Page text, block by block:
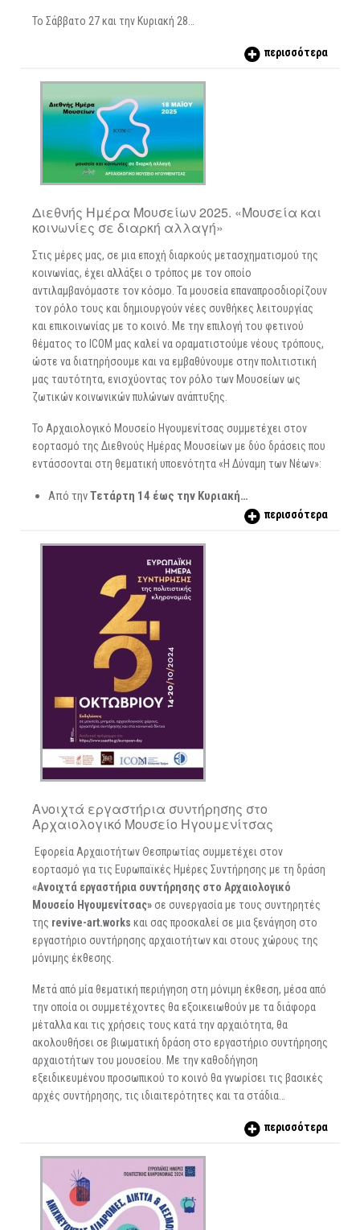
Το Σάββατο 27 και την Κυριακή 28…
περισσότερα
Διεθνής Ημέρα Μουσείων 2025. «Μουσεία και
κοινωνίες σε διαρκή αλλαγή»
Στις μέρες μας, σε μια εποχή διαρκούς μετασχηματισμού της
κοινωνίας, έχει αλλάξει ο τρόπος με τον οποίο
αντιλαμβανόμαστε τον κόσμο. Τα μουσεία επαναπροσδιορίζουν
τον ρόλο τους και δημιουργούν νέες συνθήκες λειτουργίας
και επικοινωνίας με το κοινό. Με την επιλογή του φετινού
θέματος το ICOM μας καλεί να οραματιστούμε νέους τρόπους,
ώστε να διατηρήσουμε και να εμβαθύνουμε στην πολιτιστική
μας ταυτότητα, ενισχύοντας τον ρόλο των Μουσείων ως
ζωτικών κοινωνικών πυλώνων ανάπτυξης.
Το Αρχαιολογικό Μουσείο Ηγουμενίτσας συμμετέχει στον
εορτασμό της Διεθνούς Ημέρας Μουσείων με δύο δράσεις που
εντάσσονται στη θεματική υποενότητα «Η Δύναμη των Νέων»:
Από τηνΤετάρτη 14 έως την Κυριακή…
περισσότερα
Ανοιχτά εργαστήρια συντήρησης στο
Αρχαιολογικό Μουσείο Ηγουμενίτσας
Εφορεία Αρχαιοτήτων Θεσπρωτίας συμμετέχει στον
εορτασμό για τις Ευρωπαϊκές Ημέρες Συντήρησης με τη δράση
«Ανοιχτά εργαστήρια συντήρησης στο Αρχαιολογικό
Μουσείο Ηγουμενίτσας» σε συνεργασία με τους συντηρητές
της revive-art.works και σας προσκαλεί σε μια ξενάγηση στο
εργαστήριο συντήρησης αρχαιοτήτων και στους χώρους της
μόνιμης έκθεσης.
Μετά από μία θεματική περιήγηση στη μόνιμη έκθεση, μέσα από
την οποία οι συμμετέχοντες θα εξοικειωθούν με τα διάφορα
μέταλλα και τις χρήσεις τους κατά την αρχαιότητα, θα
ακολουθήσει σε βιωματική δράση στο εργαστήριο συντήρησης
αρχαιοτήτων του μουσείου. Με την καθοδήγηση
εξειδικευμένου προσωπικού το κοινό θα γνωρίσει τις βασικές
αρχές συντήρησης, τις ιδιαιτερότητες και τα στάδια…
περισσότερα